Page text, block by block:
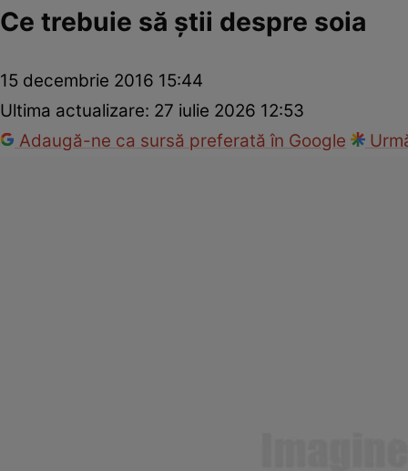
Ce trebuie să știi despre soia
15 decembrie 2016 15:44
Ultima actualizare: 27 iulie 2026 12:53
Adaugă-ne ca sursă preferată în Google